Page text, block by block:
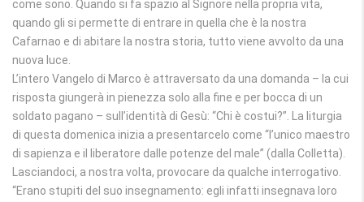
come sono. Quando si fa spazio al Signore nella propria vita,
quando gli si permette di entrare in quella che è la nostra
Cafarnao e di abitare la nostra storia, tutto viene avvolto da una
nuova luce.
L’intero Vangelo di Marco è attraversato da una domanda – la cui
risposta giungerà in pienezza solo alla fine e per bocca di un
soldato pagano – sull’identità di Gesù: “Chi è costui?”. La liturgia
di questa domenica inizia a presentarcelo come “l’unico maestro
di sapienza e il liberatore dalle potenze del male” (dalla Colletta).
Lasciandoci, a nostra volta, provocare da qualche interrogativo.
“Erano stupiti del suo insegnamento: egli infatti insegnava loro